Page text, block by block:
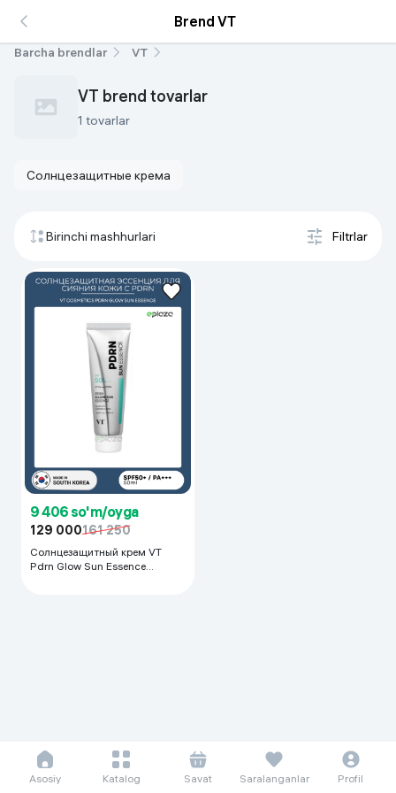
Brend VT
Barcha brendlar VT
VT brend tovarlar
1 tovarlar
Солнцезащитные крема
Birinchi mashhurlari Filtrlar
9 406 so'm/oyga
129 000161 250
Солнцезащитный крем VT
Pdrn Glow Sun Essence
Asosiy Katalog Savat Saralanganlar Profil